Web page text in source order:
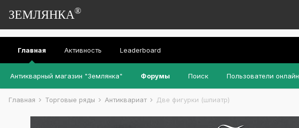
ЗЕМЛЯНКА®
Главная
Антикварный магазин "Землянка" Форумы Поиск Пользователи онлайн
Активность Leaderboard
Главная Торговые ряды Антиквариат Две фигурки (шпиатр)